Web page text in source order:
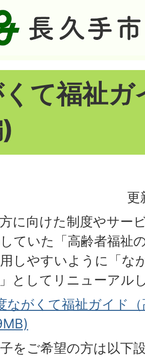
て福祉ガ
更
に向けた制度やサー
ていた「高齢者福祉
しやすいように「な
としてリニューアル
ながくて福祉ガイド
をご希望の方は以下